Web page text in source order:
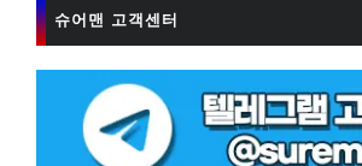
슈어맨 고객센터